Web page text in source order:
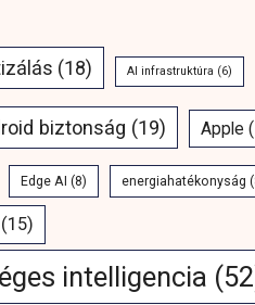
(18) AI infrastruktúra (6)
biztonság (19) Apple
Edge AI (8) energiahatékonyság
(15)
intelligencia